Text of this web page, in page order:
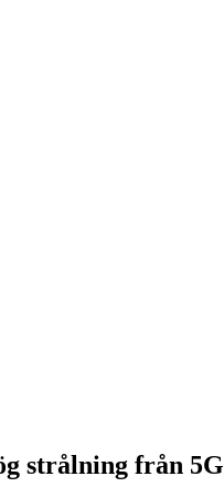
strålning från 5G